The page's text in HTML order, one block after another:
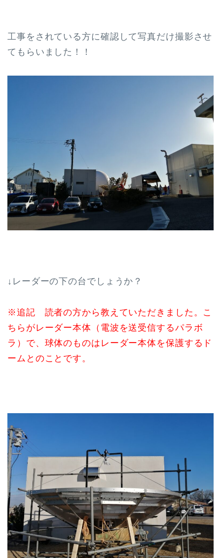
工事をされている方に確認して写真だけ撮影させ
てもらいました！！
↓レーダーの下の台でしょうか？
※追記 読者の方から教えていただきました。こ
ちらがレーダー本体（電波を送受信するパラボ
ラ）で、球体のものはレーダー本体を保護するド
ームとのことです。